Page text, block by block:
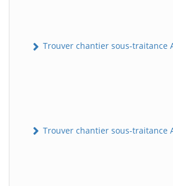
Trouver chantier sous-traitance
Trouver chantier sous-traitance